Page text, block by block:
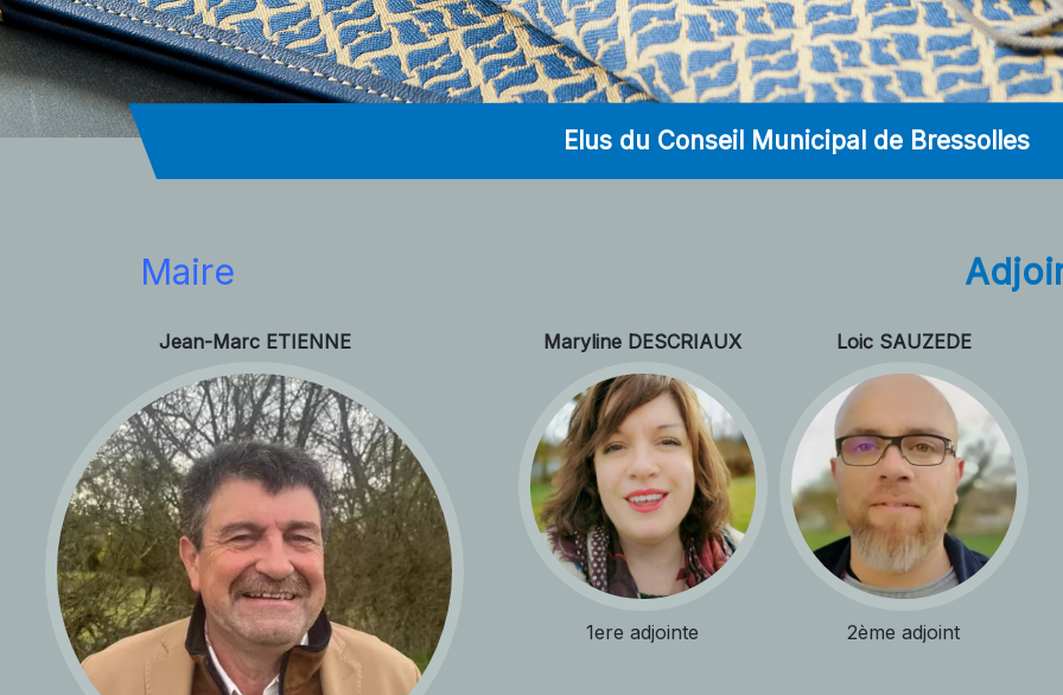
Elus du Conseil Municipal de Bressolles
Maire
Jean-Marc ETIENNE Maryline DESCRIAUX
1ere adjointe
Loic SAUZEDE
2ème adjoint